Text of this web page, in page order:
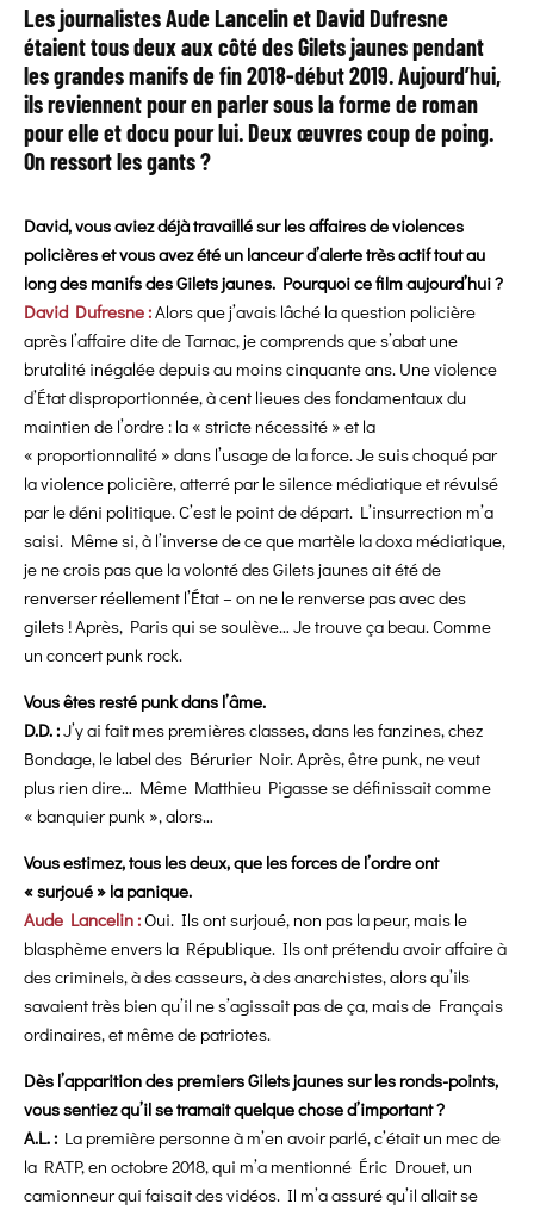
Les journalistes Aude Lancelin et David Dufresne
étaient tous deux aux côté des Gilets jaunes pendant
les grandes manifs de fin 2018-début 2019. Aujourd’hui,
ils reviennent pour en parler sous la forme de roman
pour elle et docu pour lui. Deux œuvres coup de poing.
On ressort les gants ?
David, vous aviez déjà travaillé sur les affaires de violences
policières et vous avez été un lanceur d’alerte très actif tout au
long des manifs des Gilets jaunes. Pourquoi ce film aujourd’hui ?
David Dufresne :Alors que j’avais lâché la question policière
après l’affaire dite de Tarnac, je comprends que s’abat une
brutalité inégalée depuis au moins cinquante ans. Une violence
d’État disproportionnée, à cent lieues des fondamentaux du
maintien de l’ordre : la « stricte nécessité » et la
« proportionnalité » dans l’usage de la force. Je suis choqué par
la violence policière, atterré par le silence médiatique et révulsé
par le déni politique. C’est le point de départ. L’insurrection m’a
saisi. Même si, à l’inverse de ce que martèle la doxa médiatique,
je ne crois pas que la volonté des Gilets jaunes ait été de
renverser réellement l’État – on ne le renverse pas avec des
gilets ! Après, Paris qui se soulève… Je trouve ça beau. Comme
un concert punk rock.
Vous êtes resté punk dans l’âme.
D.D. :J’y ai fait mes premières classes, dans les fanzines, chez
Bondage, le label des Bérurier Noir. Après, être punk, ne veut
plus rien dire… Même Matthieu Pigasse se définissait comme
« banquier punk », alors…
Vous estimez, tous les deux, que les forces de l’ordre ont
« surjoué » la panique.
Aude Lancelin :Oui. Ils ont surjoué, non pas la peur, mais le
blasphème envers la République. Ils ont prétendu avoir affaire à
des criminels, à des casseurs, à des anarchistes, alors qu’ils
savaient très bien qu’il ne s’agissait pas de ça, mais de Français
ordinaires, et même de patriotes.
Dès l’apparition des premiers Gilets jaunes sur les ronds-points,
vous sentiez qu’il se tramait quelque chose d’important ?
A.L. : La première personne à m’en avoir parlé, c’était un mec de
la RATP, en octobre 2018, qui m’a mentionné Éric Drouet, un
camionneur qui faisait des vidéos. Il m’a assuré qu’il allait se